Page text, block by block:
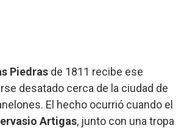
Piedras de 1811 recibe ese
desatado cerca de la ciudad de
El hecho ocurrió cuando el
Artigas, junto con una tropa